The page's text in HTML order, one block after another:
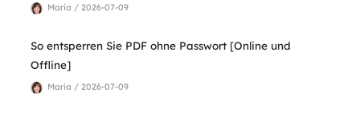
Maria / 2026-07-09
So entsperren Sie PDF ohne Passwort [Online und
Offline]
Maria / 2026-07-09